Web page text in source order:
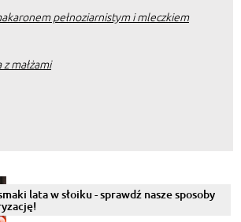
pełnoziarnistym i mleczkiem
małżami
lata w słoiku - sprawdź nasze sposoby